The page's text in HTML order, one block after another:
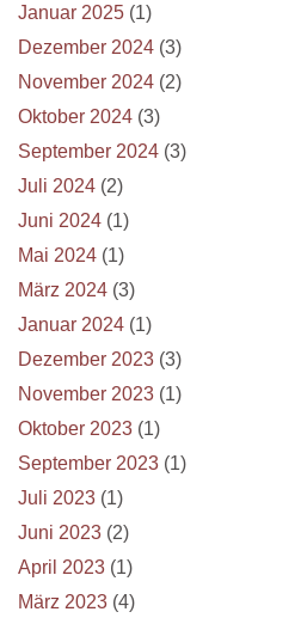
Januar 2025 (1)
Dezember 2024 (3)
November 2024 (2)
Oktober 2024 (3)
September 2024 (3)
Juli 2024 (2)
Juni 2024 (1)
Mai 2024 (1)
März 2024 (3)
Januar 2024 (1)
Dezember 2023 (3)
November 2023 (1)
Oktober 2023 (1)
September 2023 (1)
Juli 2023 (1)
Juni 2023 (2)
April 2023 (1)
März 2023 (4)